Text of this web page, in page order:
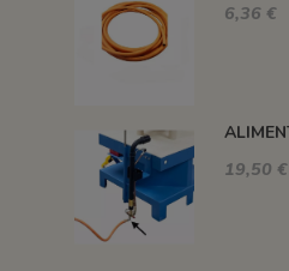
6,36 €
19,50 €